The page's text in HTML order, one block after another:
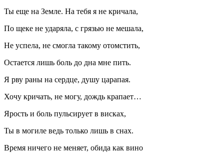
Ты еще на Земле. На тебя я не кричала,
По щеке не ударяла, с грязью не мешала,
Не успела, не смогла такому отомстить,
Остается лишь боль до дна мне пить.
Я рву раны на сердце, душу царапая.
Хочу кричать, не могу, дождь крапает…
Ярость и боль пульсирует в висках,
Ты в могиле ведь только лишь в снах.
Время ничего не меняет, обида как вино